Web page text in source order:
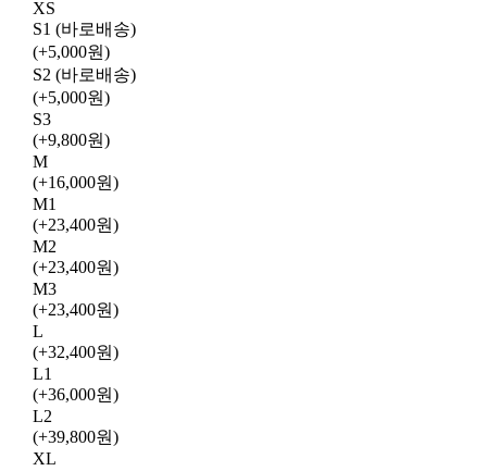
XS
S1 (바로배송)
(+5,000원)
S2 (바로배송)
(+5,000원)
S3
(+9,800원)
M
(+16,000원)
M1
(+23,400원)
M2
(+23,400원)
M3
(+23,400원)
L
(+32,400원)
L1
(+36,000원)
L2
(+39,800원)
XL